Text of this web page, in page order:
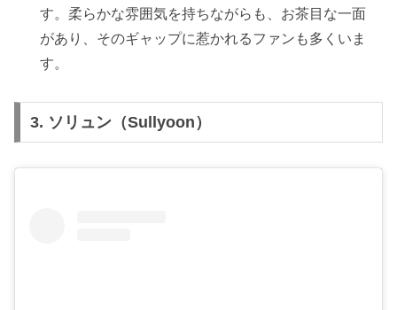
す。柔らかな雰囲気を持ちながらも、お茶目な一面
があり、そのギャップに惹かれるファンも多くいま
す。
3. ソリュン（Sullyoon）